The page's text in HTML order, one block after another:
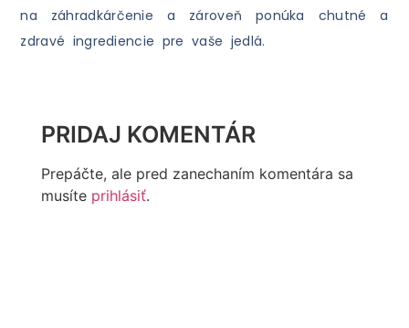
na záhradkárčenie a zároveň ponúka chutné a
zdravé ingrediencie pre vaše jedlá.
PRIDAJ KOMENTÁR
Prepáčte, ale pred zanechaním komentára sa
musíte prihlásiť.